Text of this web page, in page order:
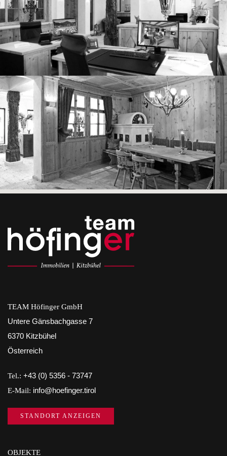
TEAM Höfinger GmbH
Untere Gänsbachgasse 7
6370 Kitzbühel
Österreich
Tel.: +43 (0) 5356 - 73747
E-Mail: info@hoefinger.tirol
STANDORT ANZEIGEN
OBJEKTE